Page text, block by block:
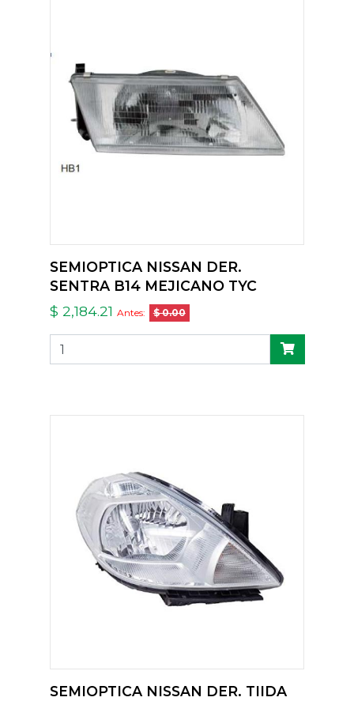
SEMIOPTICA NISSAN DER.
SENTRA B14 MEJICANO TYC
$ 2,184.21 Antes: $ 0.00
SEMIOPTICA NISSAN DER. TIIDA